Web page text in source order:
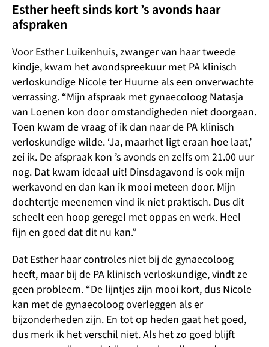
Esther heeft sinds kort ’s avonds haar
afspraken
Voor Esther Luikenhuis, zwanger van haar tweede
kindje, kwam het avondspreekuur met PA klinisch
verloskundige Nicole ter Huurne als een onverwachte
verrassing. “Mijn afspraak met gynaecoloog Natasja
van Loenen kon door omstandigheden niet doorgaan.
Toen kwam de vraag of ik dan naar de PA klinisch
verloskundige wilde. ‘Ja, maarhet ligt eraan hoe laat,’
zei ik. De afspraak kon ’s avonds en zelfs om 21.00 uur
nog. Dat kwam ideaal uit! Dinsdagavond is ook mijn
werkavond en dan kan ik mooi meteen door. Mijn
dochtertje meenemen vind ik niet praktisch. Dus dit
scheelt een hoop geregel met oppas en werk. Heel
fijn en goed dat dit nu kan.”
Dat Esther haar controles niet bij de gynaecoloog
heeft, maar bij de PA klinisch verloskundige, vindt ze
geen probleem. “De lijntjes zijn mooi kort, dus Nicole
kan met de gynaecoloog overleggen als er
bijzonderheden zijn. En tot op heden gaat het goed,
dus merk ik het verschil niet. Als het zo goed blijft